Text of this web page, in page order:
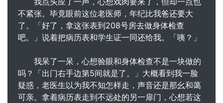
不紧张。毕竟眼前这位老医师，年纪比我爸还要大
了。「好了，拿这张表到208号房去做身体检查
吧。」说着把病历表和学生证一同还给我。「咦？」
我呆了一呆，心想验眼和身体检查不是一块做的
吗？「出门右手边第5间就是了。」大概看到我一脸
疑惑，老医生以为我不知怎样走，声音还是那幺和蔼
可亲。拿着病历表走到不远处的另一扉门，心想若这